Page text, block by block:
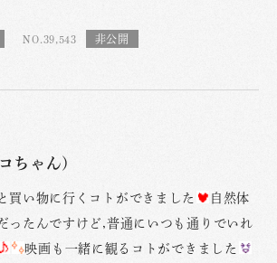
NO.39,543
ちゃん)
買い物に行くコトができました
自然体
ったんですけど,普通にいつも通りでいれ
映画も一緒に観るコトができました